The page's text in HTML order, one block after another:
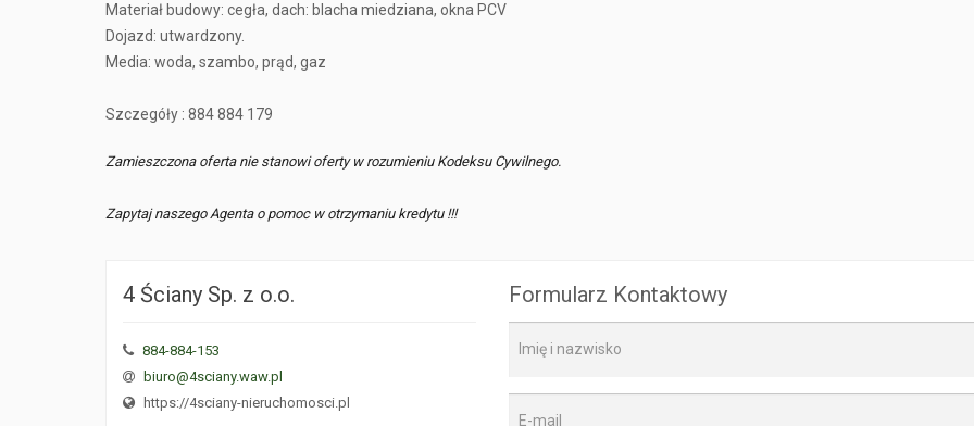
Materiał budowy: cegła, dach: blacha miedziana, okna PCV
Dojazd: utwardzony.
Media: woda, szambo, prąd, gaz
Szczegóły : 884 884 179
Zamieszczona oferta nie stanowi oferty w rozumieniu Kodeksu Cywilnego.
Zapytaj naszego Agenta o pomoc w otrzymaniu kredytu !!!
4 Ściany Sp. z o.o.
884-884-153
biuro@4sciany.waw.pl
https://4sciany-nieruchomosci.pl
Formularz Kontaktowy